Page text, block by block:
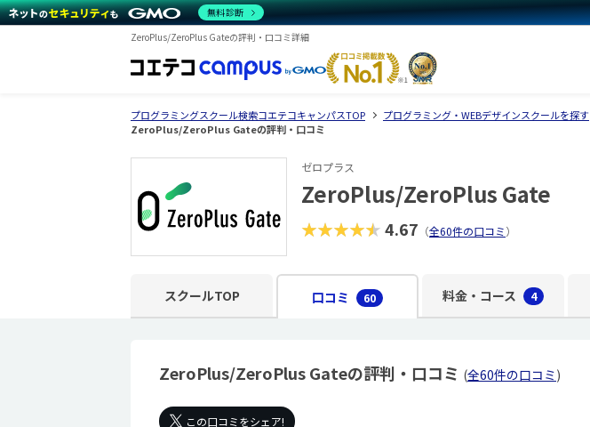
ZeroPlus/ZeroPlus Gateの評判・口コミ詳細
プログラミングスクール検索コエテコキャンパスTOP プログラミング・WEBデザインスクールを探す
ZeroPlus/ZeroPlus Gateの評判・口コミ
ゼロプラス
ZeroPlus/ZeroPlus Gate
★★★★★4.67 （全60件の口コミ）
スクールTOP 口コミ 60 料金・コース 4
ZeroPlus/ZeroPlus Gateの評判・口コミ (全60件の口コミ)
この口コミをシェア!
無料診断